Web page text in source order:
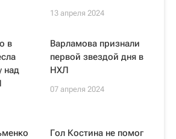
13 апреля 2024
в
над
Варламова признали
первой звездой дня в
НХЛ
07 апреля 2024
Гол Костина не помог